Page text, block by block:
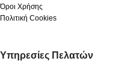
Όροι Χρήσης
Πολιτική Cookies
Υπηρεσίες Πελατών